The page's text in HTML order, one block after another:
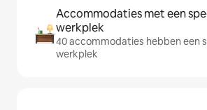
Accommodaties met een
werkplek
40 accommodaties hebben een
werkplek